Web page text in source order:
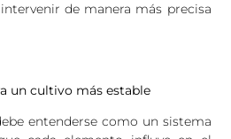
de manera más precisa
un cultivo más estable
entenderse como un sistema